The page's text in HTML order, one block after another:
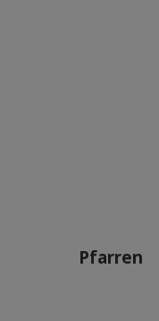
Pfarren